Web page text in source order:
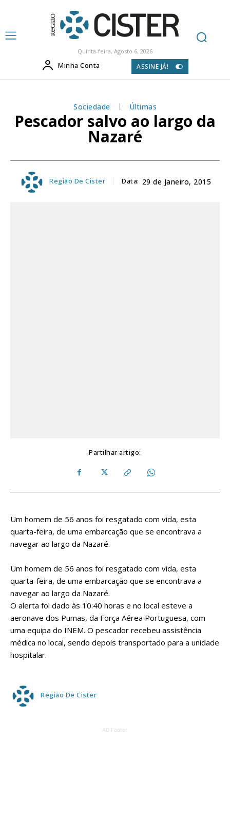
Quinta-feira, Agosto 6, 2026
Minha Conta ASSINE JÁ!
Sociedade Últimas
Pescador salvo ao largo da
Nazaré
Região De Cister Data: 29 de Janeiro, 2015
Partilhar artigo:
Um homem de 56 anos foi resgatado com vida, esta
quarta-feira, de uma embarcação que se encontrava a
navegar ao largo da Nazaré.
Um homem de 56 anos foi resgatado com vida, esta
quarta-feira, de uma embarcação que se encontrava a
navegar ao largo da Nazaré.
O alerta foi dado às 10:40 horas e no local esteve a
aeronave dos Pumas, da Força Aérea Portuguesa, com
uma equipa do INEM. O pescador recebeu assistência
médica no local, sendo depois transportado para a unidade
hospitalar.
Região De Cister
AD Footer